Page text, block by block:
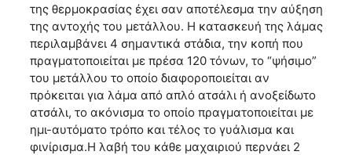
της θερμοκρασίας έχει σαν αποτέλεσμα την αύξηση
της αντοχής του μετάλλου. Η κατασκευή της λάμας
περιλαμβάνει 4 σημαντικά στάδια, την κοπή που
πραγματοποιείται με πρέσα 120 τόνων, το “ψήσιμο”
του μετάλλου το οποίο διαφοροποιείται αν
πρόκειται για λάμα από απλό ατσάλι ή ανοξείδωτο
ατσάλι, το ακόνισμα το οποίο πραγματοποιείται με
ημι-αυτόματο τρόπο και τέλος το γυάλισμα και
φινίρισμα.Η λαβή του κάθε μαχαιριού περνάει 2